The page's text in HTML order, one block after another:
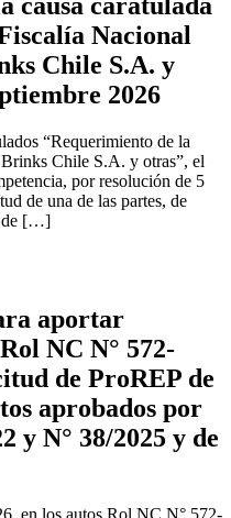
Nacional
Chile S.A. y
2026
“Requerimiento de la
Chile S.A. y otras”, el
por resolución de 5
de una de las partes, de
de […]
aportar
NC N° 572-
de ProREP de
aprobados por
y N° 38/2025 y de
en los autos Rol NC N° 572-